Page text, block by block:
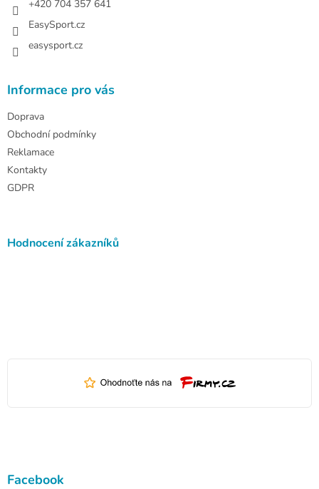
+420 704 357 641
EasySport.cz
easysport.cz
Informace pro vás
Doprava
Obchodní podmínky
Reklamace
Kontakty
GDPR
Hodnocení zákazníků
Facebook